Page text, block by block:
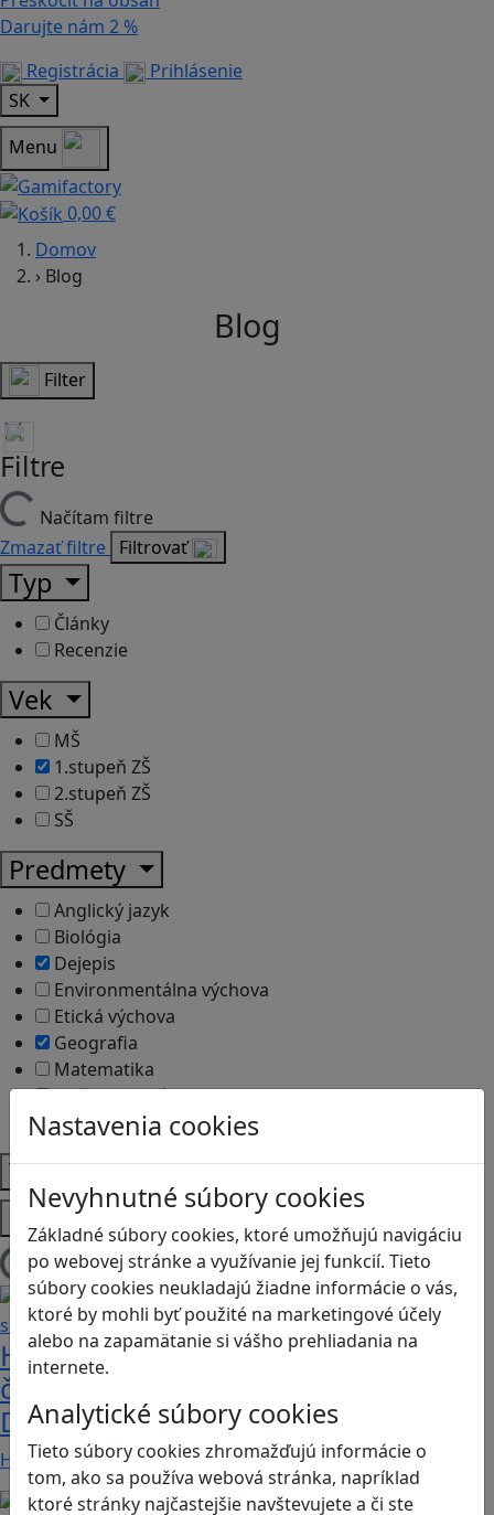
Darujte nám 2 %
Registrácia
Prihlásenie
SK
Menu
0,00 €
Nastavenia cookies
Nevyhnutné súbory cookies
Základné súbory cookies, ktoré umožňujú navigáciu
po webovej stránke a využívanie jej funkcií. Tieto
súbory cookies neukladajú žiadne informácie o vás,
ktoré by mohli byť použité na marketingové účely
alebo na zapamätanie si vášho prehliadania na
internete.
Analytické súbory cookies
Tieto súbory cookies zhromažďujú informácie o
tom, ako sa používa webová stránka, napríklad
ktoré stránky najčastejšie navštevujete a či ste
Domov
› Blog
Blog
Filter
Filtre
Načítam filtre
Zmazať filtre Filtrovať
Typ
Články
Recenzie
Vek
MŠ
1.stupeň ZŠ
2.stupeň ZŠ
SŠ
Predmety
Anglický jazyk
Biológia
Dejepis
Environmentálna výchova
Etická výchova
Geografia
Matematika
Občianska náuka
Vlastiveda
Témy
Platformy
Načítam blogy
Heritage Quest AR: Vráťte sa do
časov, keď Rímska ríša siahala až po
Dunaj
Heritage Quest AR je mobilná hra, ktorá ponúka…